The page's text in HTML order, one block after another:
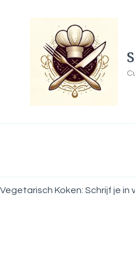
Koken: Schrijf je in